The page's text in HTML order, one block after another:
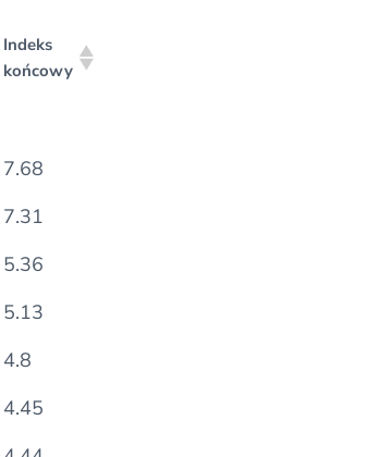
Indeks
końcowy
Indeks
7.68
7.31
5.36
5.13
4.8
4.45